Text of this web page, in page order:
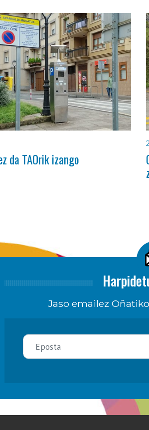
da TAOrik izango
Jaso emailez